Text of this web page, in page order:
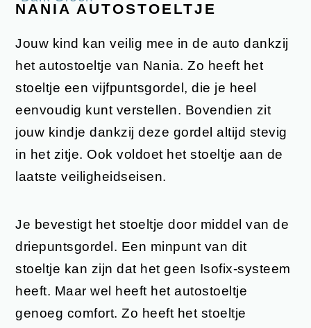
NANIA AUTOSTOELTJE
Jouw kind kan veilig mee in de auto dankzij
het autostoeltje van Nania. Zo heeft het
stoeltje een vijfpuntsgordel, die je heel
eenvoudig kunt verstellen. Bovendien zit
jouw kindje dankzij deze gordel altijd stevig
in het zitje. Ook voldoet het stoeltje aan de
laatste veiligheidseisen.
Je bevestigt het stoeltje door middel van de
driepuntsgordel. Een minpunt van dit
stoeltje kan zijn dat het geen Isofix-systeem
heeft. Maar wel heeft het autostoeltje
genoeg comfort. Zo heeft het stoeltje